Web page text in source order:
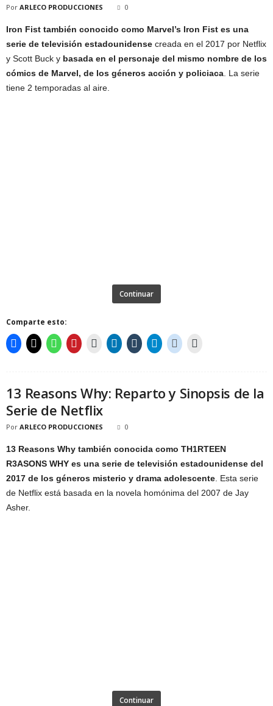
Por ARLECO PRODUCCIONES 0
Iron Fist también conocido como Marvel’s Iron Fist es una
serie de televisión estadounidense creada en el 2017 por Netflix
y Scott Buck y basada en el personaje del mismo nombre de los
cómics de Marvel, de los géneros acción y policiaca . La serie
tiene 2 temporadas al aire.
Continuar
Comparte esto:
13 Reasons Why: Reparto y Sinopsis de la
Serie de Netflix
Por ARLECO PRODUCCIONES 0
13 Reasons Why también conocida como TH1RTEEN
R3ASONS WHY es una serie de televisión estadounidense del
2017 de los géneros misterio y drama adolescente. Esta serie
de Netflix está basada en la novela homónima del 2007 de Jay
Asher.
Continuar